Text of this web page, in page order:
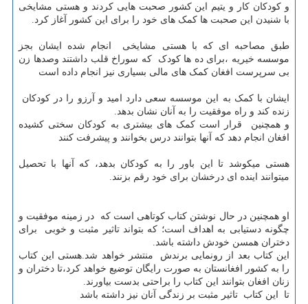
و کودکان کار و یتیم این کشور صحبت هایی کردند و هستی مشایخی
با شنیدن این صحبت ها کمک های خود را برای این کشور آغاز کرد.
طبق مصاحبه ای که با هستی مشایخی انجام شده ایشان بجز
موسسه خیریه ،برای ده ها کودک که سوراخ قلب داشتند وصدها زن
بی سرپرست افغان کمک های مالی بسیاری نیز انجام داده است
ایشان با کمک به این موسسه سعی دارد امید و آرزو را در کودکان
زنده کند و راه موفقیت را به آنان نشان بدهد.
و همچنین قرار است کمک های بیشتری به کودکان سختی کشیده
افغان انجام دهد که آنها بتوانند درس بخوانند و پیشرفت کنند
هستی میکوشد تا این باور را به کودکان بدهد، که آنها با تحصیل
میتوانند اینده ای درخشان برای خود رقم بزنند.
او همچنین در حال نوشتن کتاب کوتاهی است که در زمینه موفقیت و
چگونه دستیابی به اهداف است؛ که بتواند تاثیر مثبت و خوبی برای
دختران همسن خودش داشته باشد.
این کتاب بعد از رونمایی برندش منتشر خواهد شد.هستی این کتاب
را به کشور افغانستان به صورت رایگان توضیع خواهد کرد،تا دختران و
زنان افغان بتوانند این کتاب را براحتی بدست بیاورند.
تا این کتاب تاثیر مثبت بر زندگی آنان نیز داشته باشد